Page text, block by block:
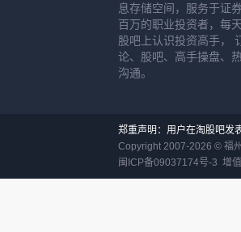
息存储空间，服务于证
百万的职业投资者，每
股吧上认识投资高手，
论、股吧、高手操盘、
沟通。
郑重声明：用户在淘股吧发
Copyright 2007-2026 © 福
闽ICP备09037174号-3 增